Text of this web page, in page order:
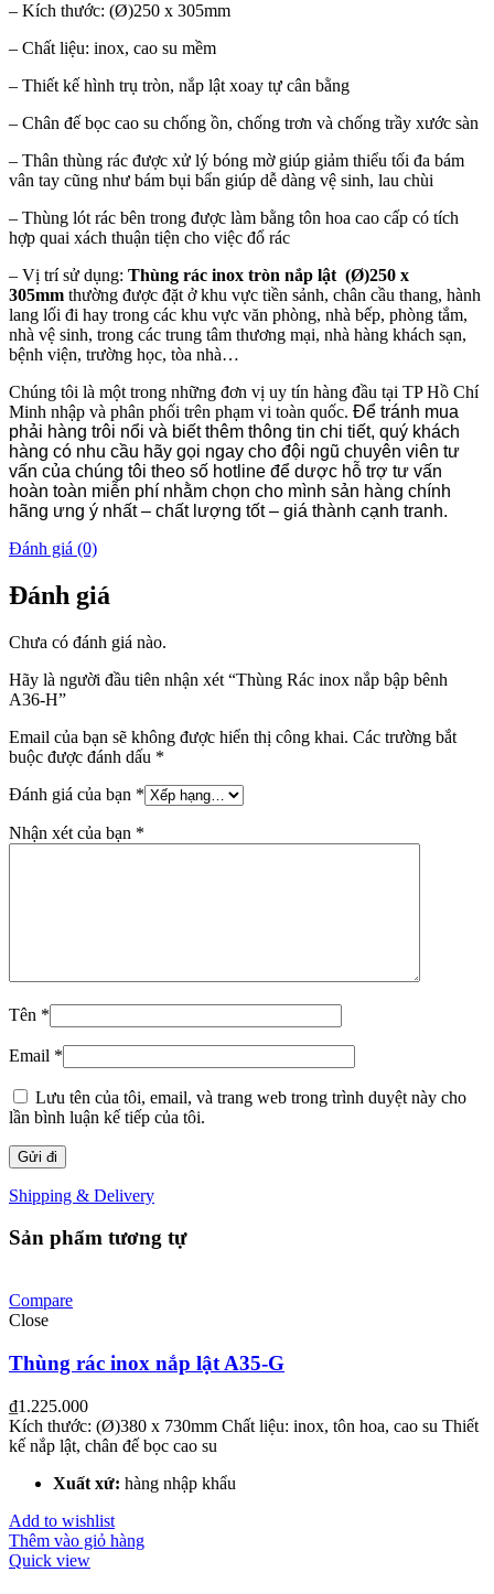
– Kích thước: (Ø)250 x 305mm
– Chất liệu: inox, cao su mềm
– Thiết kế hình trụ tròn, nắp lật xoay tự cân bằng
– Chân đế bọc cao su chống ồn, chống trơn và chống trầy xước sàn
– Thân thùng rác được xử lý bóng mờ giúp giảm thiểu tối đa bám
vân tay cũng như bám bụi bẩn giúp dễ dàng vệ sinh, lau chùi
– Thùng lót rác bên trong được làm bằng tôn hoa cao cấp có tích
hợp quai xách thuận tiện cho việc đổ rác
– Vị trí sử dụng: Thùng rác inox tròn nắp lật (Ø)250 x
305mm thường được đặt ở khu vực tiền sảnh, chân cầu thang, hành
lang lối đi hay trong các khu vực văn phòng, nhà bếp, phòng tắm,
nhà vệ sinh, trong các trung tâm thương mại, nhà hàng khách sạn,
bệnh viện, trường học, tòa nhà…
Chúng tôi là một trong những đơn vị uy tín hàng đầu tại TP Hồ Chí
Minh nhập và phân phối trên phạm vi toàn quốc. Để tránh mua
phải hàng trôi nổi và biết thêm thông tin chi tiết, quý khách
hàng có nhu cầu hãy gọi ngay cho đội ngũ chuyên viên tư
vấn của chúng tôi theo số hotline để dược hỗ trợ tư vấn
hoàn toàn miễn phí nhằm chọn cho mình sản hàng chính
hãng ưng ý nhất – chất lượng tốt – giá thành cạnh tranh.
Đánh giá (0)
Đánh giá
Chưa có đánh giá nào.
Hãy là người đầu tiên nhận xét “Thùng Rác inox nắp bập bênh
A36-H”
Email của bạn sẽ không được hiển thị công khai. Các trường bắt
buộc được đánh dấu *
Đánh giá của bạn *
Nhận xét của bạn *
Tên *
Email *
Lưu tên của tôi, email, và trang web trong trình duyệt này cho
lần bình luận kế tiếp của tôi.
Shipping & Delivery
Sản phẩm tương tự
Compare
Close
Thùng rác inox nắp lật A35-G
₫1.225.000
Kích thước: (Ø)380 x 730mm Chất liệu: inox, tôn hoa, cao su Thiết
kế nắp lật, chân đế bọc cao su
Xuất xứ: hàng nhập khẩu
Add to wishlist
Thêm vào giỏ hàng
Quick view